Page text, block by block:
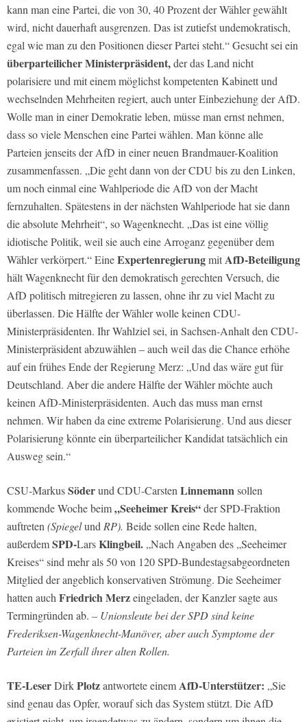
kann man eine Partei, die von 30, 40 Prozent der Wähler gewählt
wird, nicht dauerhaft ausgrenzen. Das ist zutiefst undemokratisch,
egal wie man zu den Positionen dieser Partei steht.“ Gesucht sei ein
überparteilicher Ministerpräsident,der das Land nicht
polarisiere und mit einem möglichst kompetenten Kabinett und
wechselnden Mehrheiten regiert, auch unter Einbeziehung der AfD.
Wolle man in einer Demokratie leben, müsse man ernst nehmen,
dass so viele Menschen eine Partei wählen. Man könne alle
Parteien jenseits der AfD in einer neuen Brandmauer-Koalition
zusammenfassen. „Die geht dann von der CDU bis zu den Linken,
um noch einmal eine Wahlperiode die AfD von der Macht
fernzuhalten. Spätestens in der nächsten Wahlperiode hat sie dann
die absolute Mehrheit“, so Wagenknecht. „Das ist eine völlig
idiotische Politik, weil sie auch eine Arroganz gegenüber dem
Wähler verkörpert.“ EineExpertenregierungmitAfD-Beteiligung
hält Wagenknecht für den demokratisch gerechten Versuch, die
AfD politisch mitregieren zu lassen, ohne ihr zu viel Macht zu
überlassen. Die Hälfte der Wähler wolle keinen CDU-
Ministerpräsidenten. Ihr Wahlziel sei, in Sachsen-Anhalt den CDU-
Ministerpräsident abzuwählen – auch weil das die Chance erhöhe
auf ein frühes Ende der Regierung Merz: „Und das wäre gut für
Deutschland. Aber die andere Hälfte der Wähler möchte auch
keinen AfD-Ministerpräsidenten. Auch das muss man ernst
nehmen. Wir haben da eine extreme Polarisierung. Und aus dieser
Polarisierung könnte ein überparteilicher Kandidat tatsächlich ein
Ausweg sein.“
CSU-MarkusSöderund CDU-Carsten Linnemannsollen
kommende Woche beim„Seeheimer Kreis“der SPD-Fraktion
auftreten (Spiegelund RP). Beide sollen eine Rede halten,
außerdemSPD-LarsKlingbeil. „Nach Angaben des „Seeheimer
Kreises“ sind mehr als 50 von 120 SPD-Bundestagsabgeordneten
Mitglied der angeblich konservativen Strömung. Die Seeheimer
hatten auch Friedrich Merzeingeladen, der Kanzler sagte aus
Termingründen ab. – Unionsleute bei der SPD sind keine
Frederiksen-Wagenknecht-Manöver, aber auch Symptome der
Parteien im Zerfall ihrer alten Rollen.
TE-LeserDirkPlotzantwortete einemAfD-Unterstützer: „Sie
sind genau das Opfer, worauf sich das System stützt. Die AfD